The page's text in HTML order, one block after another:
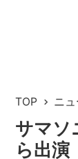
TOP ニ
サマソ
ら出演